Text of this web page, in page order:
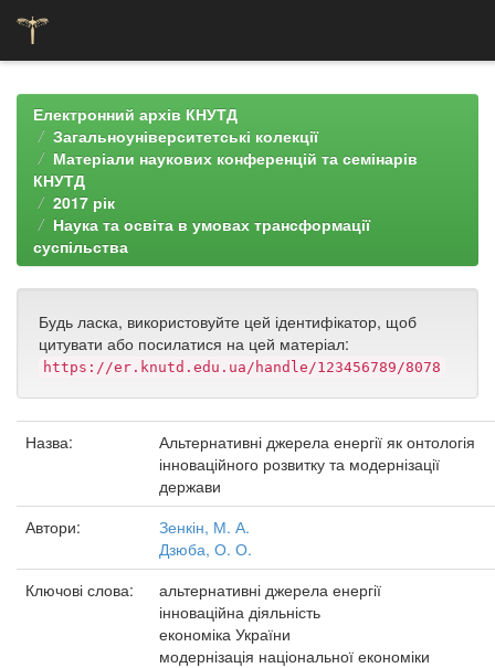
navigationЕлектронний архів КНУТД
Загальноуніверситетські колекції
Матеріали наукових конференцій та семінарів
КНУТД
2017 рік
Наука та освіта в умовах трансформації
суспільства
Будь ласка, використовуйте цей ідентифікатор, щоб
цитувати або посилатися на цей матеріал:
https://er.knutd.edu.ua/handle/123456789/8078
Назва:
Альтернативні джерела енергії як онтологія
інноваційного розвитку та модернізації
держави
Автори:
Зенкін, М. А.
Дзюба, О. О.
Ключові слова:
альтернативні джерела енергії
інноваційна діяльність
економіка України
модернізація національної економіки